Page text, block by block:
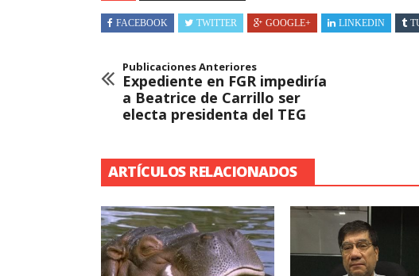
FACEBOOK TWITTER GOOGLE+ LINKEDIN
Publicaciones Anteriores
Expediente en FGR impediría
a Beatrice de Carrillo ser
electa presidenta del TEG
ARTÍCULOS RELACIONADOS